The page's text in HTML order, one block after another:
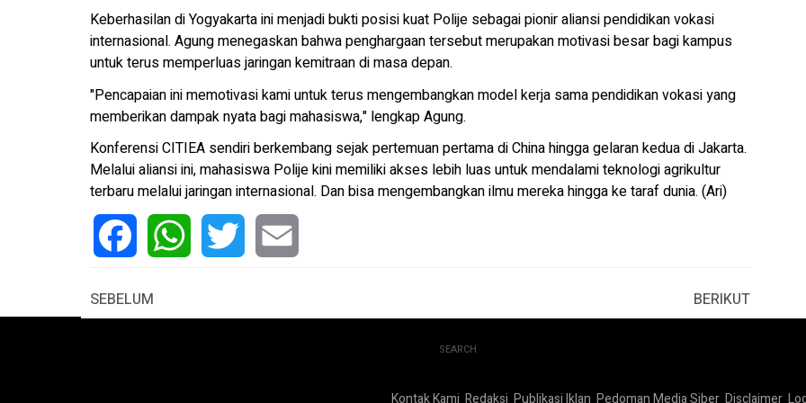
Keberhasilan di Yogyakarta ini menjadi bukti posisi kuat Polije sebagai pionir aliansi pendidikan vokasi
internasional. Agung menegaskan bahwa penghargaan tersebut merupakan motivasi besar bagi kampus
untuk terus memperluas jaringan kemitraan di masa depan.
"Pencapaian ini memotivasi kami untuk terus mengembangkan model kerja sama pendidikan vokasi yang
memberikan dampak nyata bagi mahasiswa," lengkap Agung.
Konferensi CITIEA sendiri berkembang sejak pertemuan pertama di China hingga gelaran kedua di Jakarta.
Melalui aliansi ini, mahasiswa Polije kini memiliki akses lebih luas untuk mendalami teknologi agrikultur
terbaru melalui jaringan internasional. Dan bisa mengembangkan ilmu mereka hingga ke taraf dunia. (Ari)
SEBELUM
BERIKUT
SEARCH
Kontak Kami Redaksi Publikasi Iklan Pedoman Media Siber Disclaimer